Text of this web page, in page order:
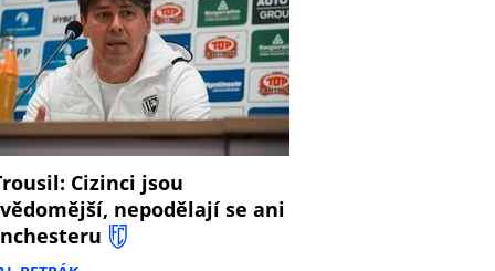
Cizinci jsou
nepodělají se ani